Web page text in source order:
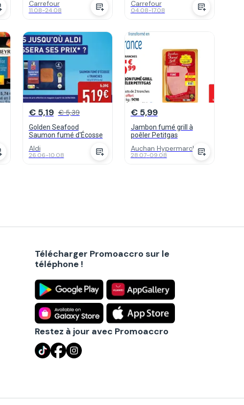
Carrefour
11.08-24.08
ou Chèvre lardons
Carrefour
04.08-17.08
€ 5,19 € 5,39
Golden Seafood
Saumon fumé d'Écosse
Aldi
26.06-10.08
€ 5,99
Jambon fumé grill à
poêler Petitgas
Auchan Hypermarch...
28.07-09.08
Télécharger Promoaccro sur le
téléphone !
Restez à jour avec Promoaccro